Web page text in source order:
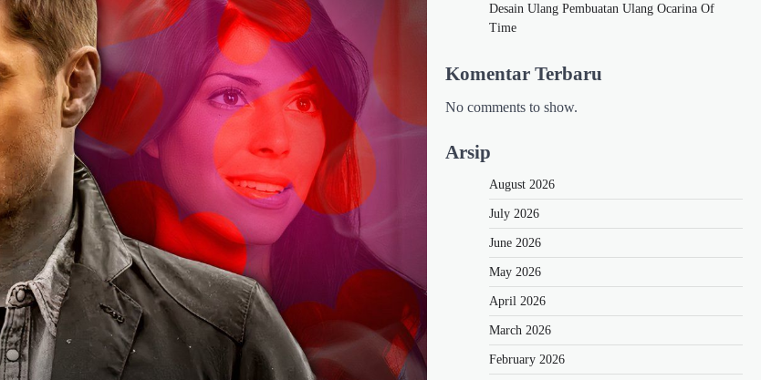
Desain Ulang Pembuatan Ulang Ocarina Of
Time
Komentar Terbaru
No comments to show.
Arsip
August 2026
July 2026
June 2026
May 2026
April 2026
March 2026
February 2026